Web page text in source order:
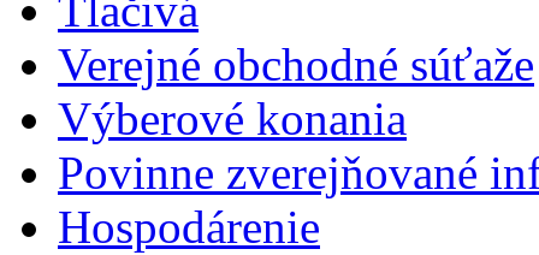
Tlačivá
Verejné obchodné súťaže
Výberové konania
Povinne zverejňované
Hospodárenie